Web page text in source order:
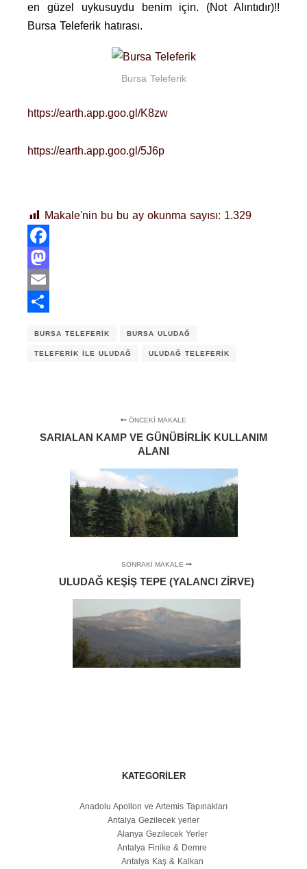
en güzel uykusuydu benim için. (Not Alıntıdır)!!
Bursa Teleferik hatırası.
Bursa Teleferik
https://earth.app.goo.gl/K8zw
https://earth.app.goo.gl/5J6p
Makale'nin bu bu ay okunma sayısı: 1.329
Facebook
Mastodon
Email
BURSA TELEFERIK BURSA ULUDAĞ
TELEFERIK ILE ULUDAĞ ULUDAĞ TELEFERIK
ÖNCEKI MAKALE
SARIALAN KAMP VE GÜNÜBIRLIK KULLANIM
ALANI
SONRAKI MAKALE
ULUDAĞ KEŞIŞ TEPE (YALANCI ZIRVE)
KATEGORILER
Anadolu Apollon ve Artemis Tapınakları
Antalya Gezilecek yerler
Alanya Gezilecek Yerler
Antalya Finike & Demre
Antalya Kaş & Kalkan